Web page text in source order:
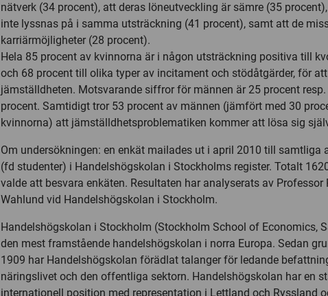
nätverk (34 procent), att deras löneutveckling är sämre (35
inte lyssnas på i samma utsträckning (41 procent), samt att de
karriärmöjligheter (28 procent).
Hela 85 procent av kvinnorna är i någon utsträckning positiva till
och 68 procent till olika typer av incitament och stödåtgärder, för
jämställdheten. Motsvarande siffror för männen är 25 procent
procent. Samtidigt tror 53 procent av männen (jämfört med 30
kvinnorna) att jämställdhetsproblematiken kommer att lösa sig
Om undersökningen: en enkät mailades ut i april 2010 till samtliga
(fd studenter) i Handelshögskolan i Stockholms register. Totalt
valde att besvara enkäten. Resultaten har analyserats av Professor
Wahlund vid Handelshögskolan i Stockholm.
Handelshögskolan i Stockholm (Stockholm School of Economics,
den mest framstående handelshögskolan i norra Europa. Sedan
1909 har Handelshögskolan förädlat talanger för ledande
näringslivet och den offentliga sektorn. Handelshögskolan har en
internationell position med representation i Lettland och Ryssland